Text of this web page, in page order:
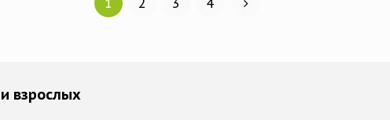
1 2 3 4
взрослых